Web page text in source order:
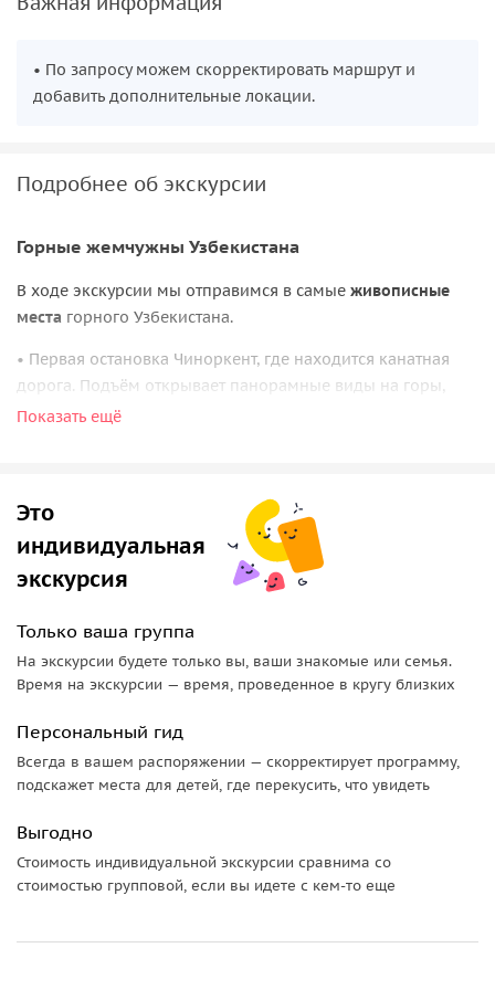
• По запросу можем скорректировать маршрут и
добавить дополнительные локации.
Подробнее об экскурсии
Горные жемчужны Узбекистана
В ходе экскурсии мы отправимся в самые живописные
места горного Узбекистана.
• Первая остановка Чиноркент, где находится канатная
дорога. Подъём открывает панорамные виды на горы,
долины и природные пейзажи региона.
году. Именно тогда была создана каменно-насыпная
плотина высотой 168 метров, за которой, на слиянии рек
Пскем, Коксу и Чаткал, образовалось прекрасное горное
озеро — Чарвакское водохранилище, голубая вода
летние месяцы можно искупаться
Затем мы отправимся в горыЧимганаи посетим
вершины и ущелья.
Наскальные рисунки и обед с живописным видом
• Вы увидите
•Обед с панорамным видом. После насыщенного
место среди местных жителей, где из множества кафе
Показать ещё
Это
индивидуальная
экскурсия
Только ваша группа
На экскурсии будете только вы, ваши знакомые или семья.
Время на экскурсии — время, проведенное в кругу близких
Персональный гид
Всегда в вашем распоряжении — скорректирует программу,
подскажет места для детей, где перекусить, что увидеть
Выгодно
Стоимость индивидуальной экскурсии сравнима со
стоимостью групповой, если вы идете с кем-то еще